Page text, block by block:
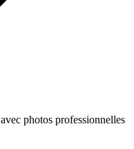
photos professionnelles